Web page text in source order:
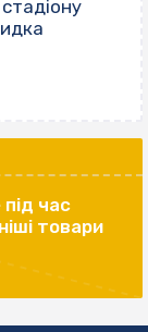
час
товари